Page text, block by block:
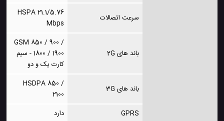
سرعت اتصالات
HSPA 21.1/5.76
Mbps
باند های 2G
GSM 850 / 900 /
1800 / 1900 - سیم
کارت یک و دو
باند های 3G
HSDPA 850 /
2100
GPRS
دارد